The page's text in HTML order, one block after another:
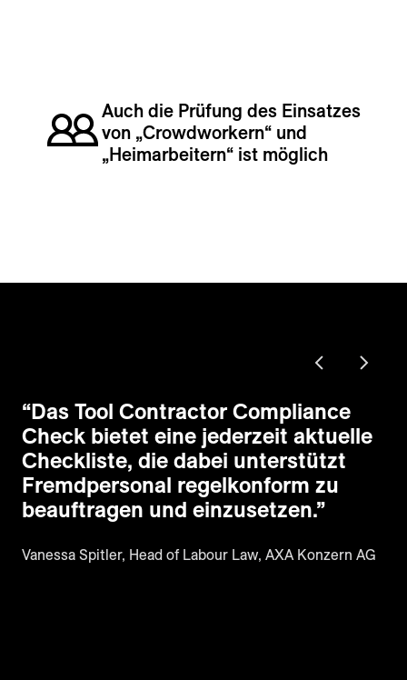
Auch die Prüfung des Einsatzes
von „Crowdworkern“ und
„Heimarbeitern“ ist möglich
“Das Tool Contractor Compliance
Check bietet eine jederzeit aktuelle
Checkliste, die dabei unterstützt
Fremdpersonal regelkonform zu
beauftragen und einzusetzen.”
Vanessa Spitler, Head of Labour Law, AXA Konzern AG